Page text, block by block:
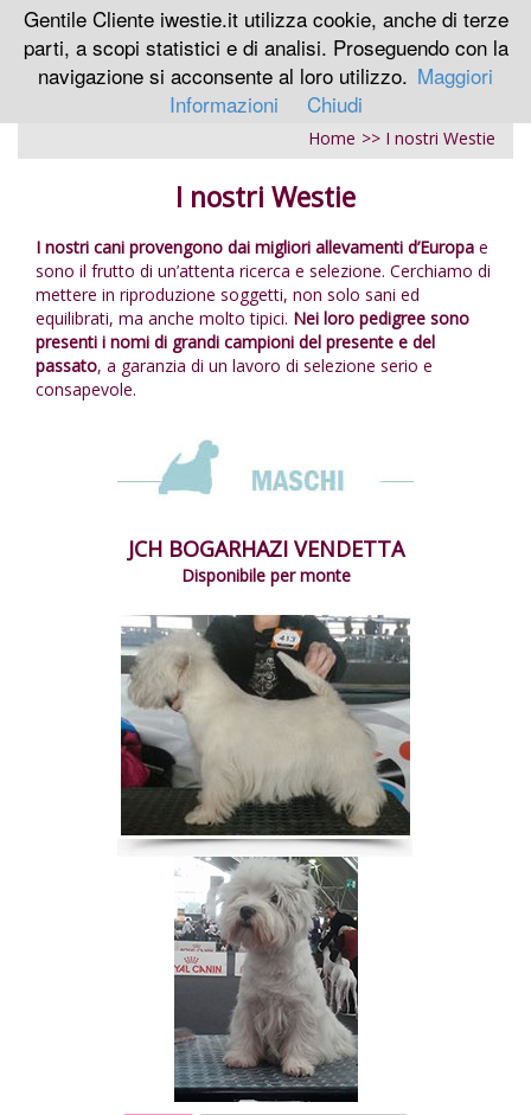
Espandi
barra
>> I nostri Westie
Home
I nostri Westie
I nostri cani provengono dai migliori allevamenti d’Europa e
sono il frutto di un’attenta ricerca e selezione. Cerchiamo di
mettere in riproduzione soggetti, non solo sani ed
equilibrati, ma anche molto tipici. Nei loro pedigree sono
presenti i nomi di grandi campioni del presente e del
passato, a garanzia di un lavoro di selezione serio e
consapevole.
JCH BOGARHAZI VENDETTA
Disponibile per monte
Gentile Cliente iwestie.it utilizza cookie, anche di terze
parti, a scopi statistici e di analisi. Proseguendo con la
navigazione si acconsente al loro utilizzo. Maggiori
Informazioni
Chiudi